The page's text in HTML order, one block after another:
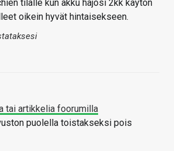
tilalle kun akku hajosi 2kk käytön
oikein hyvät hintaisekseen.
tai artikkelia foorumilla
puolella toistakseksi pois